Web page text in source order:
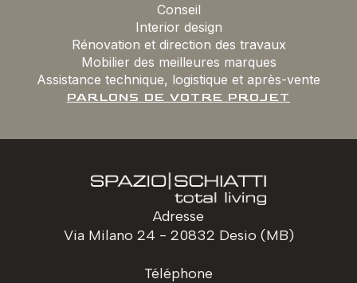
Conseil
Interior design
Rénovation et direction des travaux
Mobilier des meilleures marques
Assistance technique, logistique et après-vente
PARLONS DE VOTRE PROJET
Adresse
Via Milano 24 - 20832 Desio (MB)
Téléphone